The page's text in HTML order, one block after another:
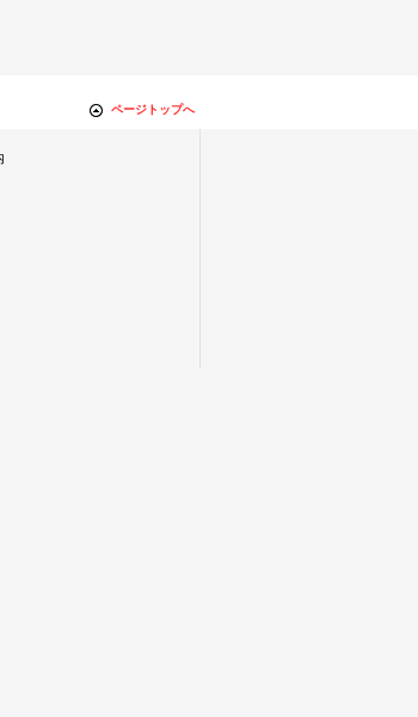
ページトップへ